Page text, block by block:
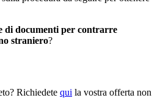
di documenti per contrarre
straniero?
Richiedete qui la vostra offerta non